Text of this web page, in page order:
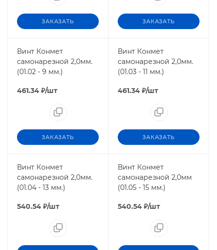
ЗАКАЗАТЬ ЗАКАЗАТЬ
Винт Конмет
самонарезной 2,0мм.
(01.02 - 9 мм.)
461.34 ₽/шт
ЗАКАЗАТЬ
Винт Конмет
самонарезной 2,0мм.
(01.03 - 11 мм.)
461.34 ₽/шт
ЗАКАЗАТЬ
Винт Конмет
самонарезной 2,0мм.
(01.04 - 13 мм.)
540.54 ₽/шт
Винт Конмет
самонарезной 2,0мм
(01.05 - 15 мм.)
540.54 ₽/шт